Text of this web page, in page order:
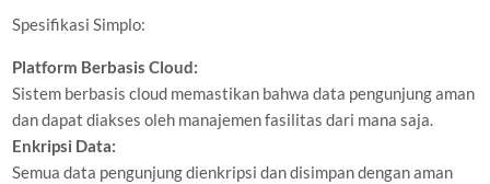
Spesifikasi Simplo:
Platform Berbasis Cloud:
Sistem berbasis cloud memastikan bahwa data pengunjung aman
dan dapat diakses oleh manajemen fasilitas dari mana saja.
Enkripsi Data:
Semua data pengunjung dienkripsi dan disimpan dengan aman